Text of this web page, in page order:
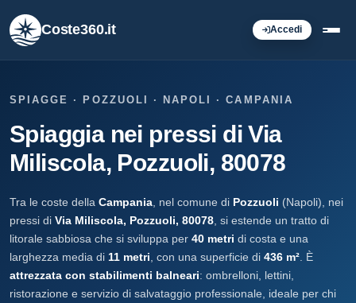
Coste360.it Accedi
SPIAGGE · POZZUOLI · NAPOLI · CAMPANIA
Spiaggia nei pressi di Via
Miliscola, Pozzuoli, 80078
Tra le coste della Campania , nel comune di Pozzuoli (Napoli), nei
pressi di Via Miliscola, Pozzuoli, 80078 , si estende un tratto di
litorale sabbiosa che si sviluppa per 40 metri di costa e una
larghezza media di 11 metri , con una superficie di 436 m² . È
attrezzata con stabilimenti balneari: ombrelloni, lettini,
ristorazione e servizio di salvataggio professionale, ideale per chi